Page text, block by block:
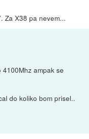
Za X38 pa nevem...
ampak se
do koliko bom prisel..